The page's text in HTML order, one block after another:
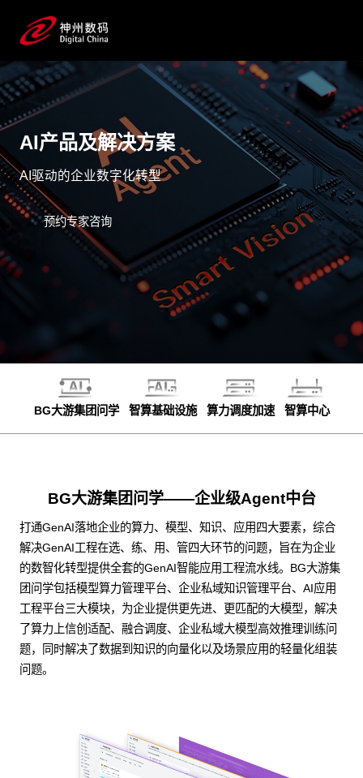
AI产品及解决方案
AI驱动的企业数字化转型
预约专家咨询
BG大游集团问学 智算基础设施 算力调度加速 智算中心
BG大游集团问学——企业级Agent中台
打通GenAI落地企业的算力、模型、知识、应用四大要素，综合
解决GenAI工程在选、练、用、管四大环节的问题，旨在为企业
的数智化转型提供全套的GenAI智能应用工程流水线。BG大游集
团问学包括模型算力管理平台、企业私域知识管理平台、AI应用
工程平台三大模块，为企业提供更先进、更匹配的大模型，解决
了算力上信创适配、融合调度、企业私域大模型高效推理训练问
题，同时解决了数据到知识的向量化以及场景应用的轻量化组装
问题。